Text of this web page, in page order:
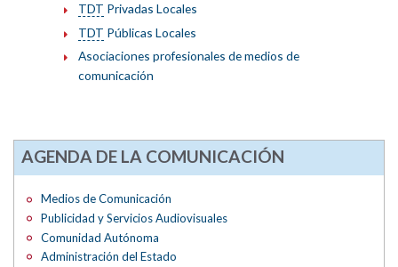
TDT Privadas Locales
TDT Públicas Locales
Asociaciones profesionales de medios de
comunicación
AGENDA DE LA COMUNICACIÓN
Medios de Comunicación
Publicidad y Servicios Audiovisuales
Comunidad Autónoma
Administración del Estado